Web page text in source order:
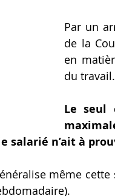
Par un
de la
en
du travail.
Le seul
salarié n’ait à
même